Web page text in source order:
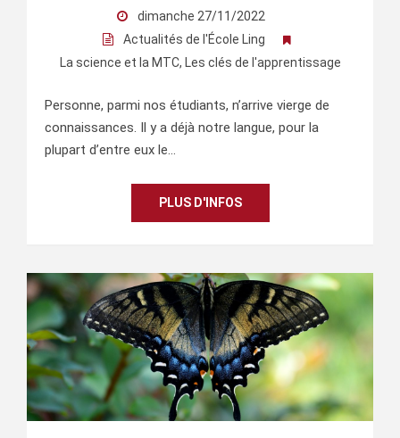
dimanche 27/11/2022
Actualités de l'École Ling
La science et la MTC, Les clés de l'apprentissage
Personne, parmi nos étudiants, n’arrive vierge de
connaissances. Il y a déjà notre langue, pour la
plupart d’entre eux le…
PLUS D'INFOS